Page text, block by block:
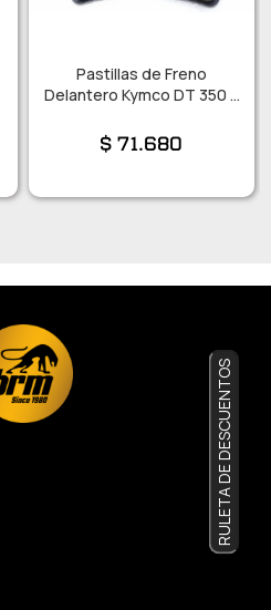
Pastillas de Freno
Delantero Kymco DT 350 –
$71.680
RULETA DE DESCUENTOS